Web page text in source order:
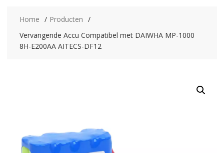
Home
Producten
Vervangende Accu Compatibel met DAIWHA MP-1000
8H-E200AA AITECS-DF12